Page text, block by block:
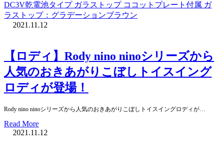
DC3V乾電池タイプ ガラストップ ココットプレート付属 ガ
ラストップ：グラデーションブラウン
2021.11.12
【ロディ】Rody nino ninoシリーズから
人気のおきあがりこぼしトイスイング
ロディが登場！
Rody nino ninoシリーズから人気のおきあがりこぼしトイスイングロディが…
Read More
2021.11.12